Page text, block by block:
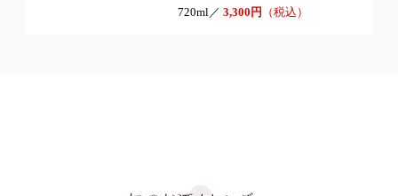
720ml／ 3,300円 （税込）